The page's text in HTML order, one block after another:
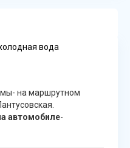
вода
на маршрутном
автомобиле-